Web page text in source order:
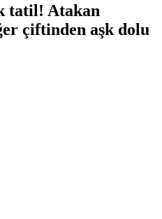
tatil! Atakan
çiftinden aşk dolu